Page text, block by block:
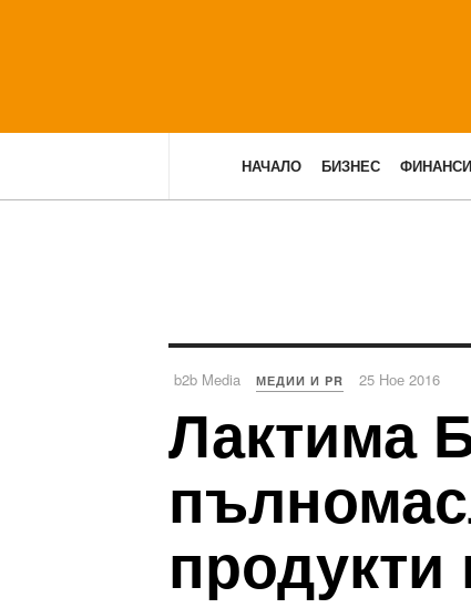
НАЧАЛО БИЗНЕС ФИНАНСИ
b2b Media МЕДИИ И PR 25 Ное 2016
Лактима
продукти